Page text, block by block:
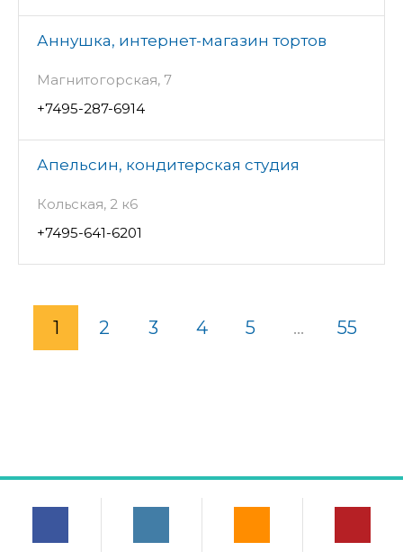
Аннушка, интернет-магазин тортов
Магнитогорская, 7
+7495-287-6914
Апельсин, кондитерская студия
Кольская, 2 к6
+7495-641-6201
1 2 3 4 5 ... 55